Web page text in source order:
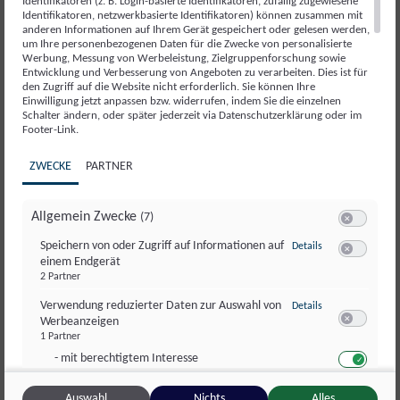
Du suchst einen Projektmanager im
Consulting, der bereits ein Team
führen kann? Hier wird es schon
schwieriger, selbst in einem
Ballungsgebiet wie Hamburg.
Merke dir: Je mehr Qualifikationen du
benötigst, desto geringer ist deine
Auswahl. Und je geringer deine
Auswahl, desto schwieriger wird die
Mitarbeitergewinnung mittels Social
Recruiting.
Identifikatoren, netzwerkbasierte Identifikatoren) können zusammen mit
anderen Informationen auf Ihrem Gerät gespeichert oder gelesen werden,
um Ihre personenbezogenen Daten für die Zwecke von personalisierte
Werbung, Messung von Werbeleistung, Zielgruppenforschung sowie
Entwicklung und Verbesserung von Angeboten zu verarbeiten. Dies ist für
den Zugriff auf die Website nicht erforderlich. Sie können Ihre
Einwilligung jetzt anpassen bzw. widerrufen, indem Sie die einzelnen
Schalter ändern, oder später jederzeit via Datenschutzerklärung oder im
Footer-Link.
ZWECKE PARTNER
Allgemein Zwecke (7)
Speichern von oder Zugriff auf Informationen auf
einem Endgerät
2 Partner
Details zu Speichern
Verwendung reduzierter Daten zur Auswahl von
Werbeanzeigen
1 Partner
- mit berechtigtem Interesse
1 Partner
Details
Switch zum